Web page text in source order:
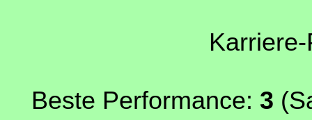
Beste Performance: 3